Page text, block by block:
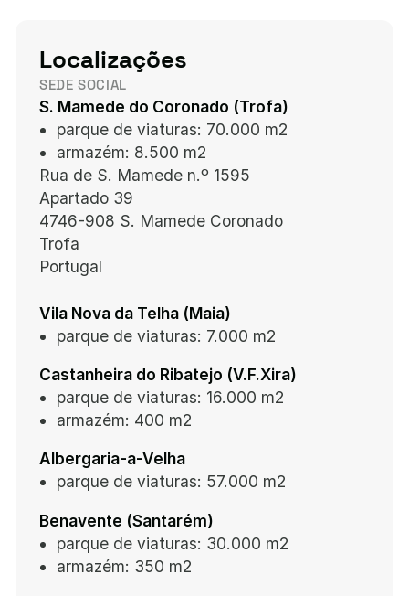
Localizações
SEDE SOCIAL
S. Mamede do Coronado (Trofa)
parque de viaturas: 70.000 m2
armazém: 8.500 m2
Rua de S. Mamede n.º 1595
Apartado 39
4746-908 S. Mamede Coronado
Trofa
Portugal
Vila Nova da Telha (Maia)
parque de viaturas: 7.000 m2
Castanheira do Ribatejo (V.F.Xira)
parque de viaturas: 16.000 m2
armazém: 400 m2
Albergaria-a-Velha
parque de viaturas: 57.000 m2
Benavente (Santarém)
parque de viaturas: 30.000 m2
armazém: 350 m2